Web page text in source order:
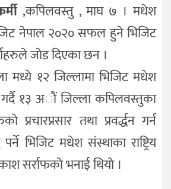
,कपिलवस्तु , माघ ७ । मधेश
नेपाल २०२० सफल हुने भिजिट
जाेड दिएका छन ।
मध्ये १२ जिल्लामा भिजिट मधेश
१३ अाैं जिल्ला कपिलवस्तुका
प्रचारप्रसार तथा प्रवर्द्धन गर्न
भिजिट मधेश संस्थाका राष्ट्रिय
सर्राफकाे भनाई थियाे ।